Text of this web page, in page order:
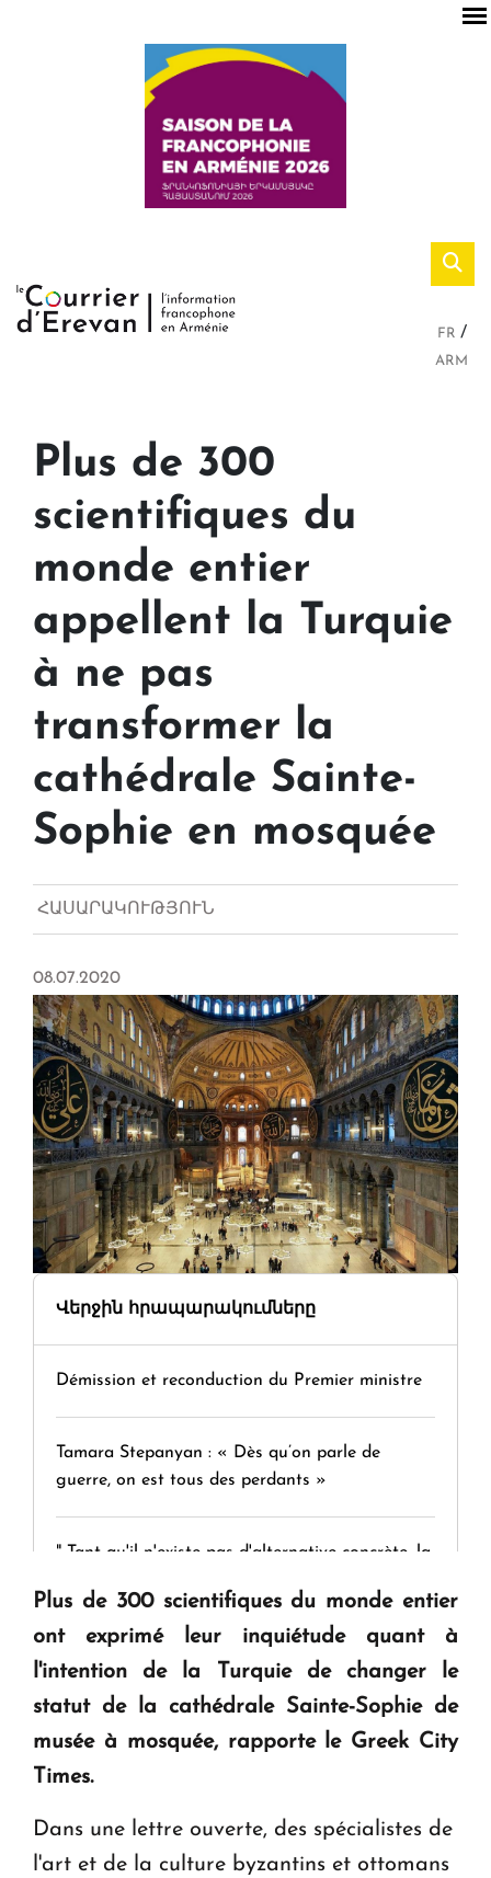
FR
ARM
Plus de 300
scientifiques du
monde entier
appellent la Turquie
à ne pas
transformer la
cathédrale Sainte-
Sophie en mosquée
ՀԱՍԱՐԱԿՈՒԹՅՈՒՆ
08.07.2020
Վերջին հրապարակումները
Démission et reconduction du Premier ministre
Tamara Stepanyan : « Dès qu’on parle de
guerre, on est tous des perdants »
" Tant qu'il n'existe pas d'alternative concrète, la
KASA : 30 ans d'audace, de résilience et d'avenir
en Arménie
Le premier hôtel Hyatt Regency d'Arménie
ouvrira ses portes à Dilijan
Plus de 300 scientifiques du monde entier
ont exprimé leur inquiétude quant à
l'intention de la Turquie de changer le
statut de la cathédrale Sainte-Sophie de
musée à mosquée, rapporte le Greek City
Times.
Dans une lettre ouverte, des spécialistes de
l'art et de la culture byzantins et ottomans